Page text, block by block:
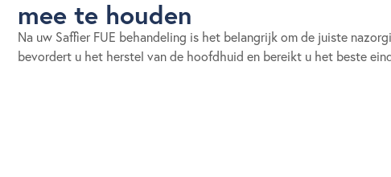
mee te houden
Na uw Saffier FUE behandeling is het belangrijk om de juiste
bevordert u het herstel van de hoofdhuid en bereikt u het beste